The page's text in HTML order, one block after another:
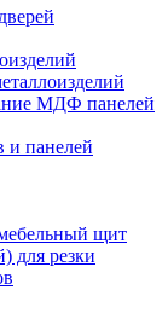
МДФ панелей
и панелей
щит
для резки